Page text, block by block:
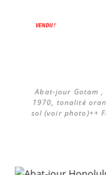
VENDU !
Abat-jour Gotam
1970, tonalité
sol (voir photo)++